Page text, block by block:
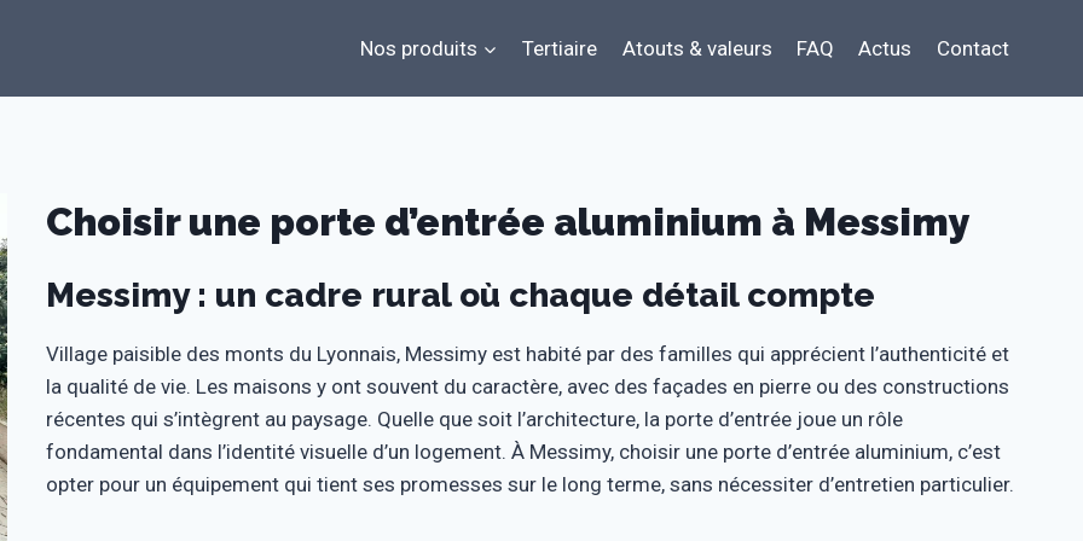
Nos produits Tertiaire Atouts & valeurs FAQ Actus Contact
Choisir une porte d’entrée aluminium à Messimy
Messimy : un cadre rural où chaque détail compte
Village paisible des monts du Lyonnais, Messimy est habité par des familles qui apprécient l’authenticité et
la qualité de vie. Les maisons y ont souvent du caractère, avec des façades en pierre ou des constructions
récentes qui s’intègrent au paysage. Quelle que soit l’architecture, la porte d’entrée joue un rôle
fondamental dans l’identité visuelle d’un logement. À Messimy, choisir une porte d’entrée aluminium, c’est
opter pour un équipement qui tient ses promesses sur le long terme, sans nécessiter d’entretien particulier.